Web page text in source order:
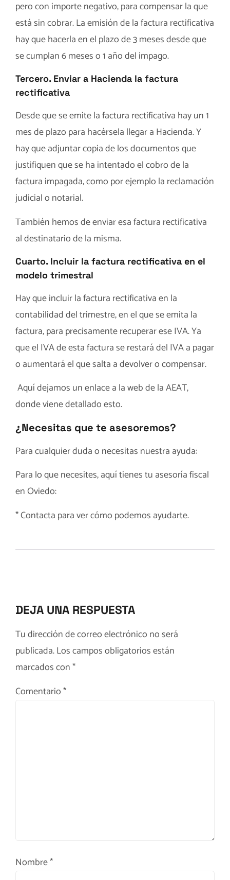
pero con importe negativo, para compensar la que
está sin cobrar. La emisión de la factura rectificativa
hay que hacerla en el plazo de 3 meses desde que
se cumplan 6 meses o 1 año del impago.
Tercero. Enviar a Hacienda la factura
rectificativa
Desde que se emite la factura rectificativa hay un 1
mes de plazo para hacérsela llegar a Hacienda. Y
hay que adjuntar copia de los documentos que
justifiquen que se ha intentado el cobro de la
factura impagada, como por ejemplo la reclamación
judicial o notarial.
También hemos de enviar esa factura rectificativa
al destinatario de la misma.
Cuarto. Incluir la factura rectificativa en el
modelo trimestral
Hay que incluir la factura rectificativa en la
contabilidad del trimestre, en el que se emita la
factura, para precisamente recuperar ese IVA. Ya
que el IVA de esta factura se restará del IVA a pagar
o aumentará el que salta a devolver o compensar.
Aquí dejamos unenlace a la web de la AEAT,
donde viene detallado esto.
¿Necesitas que te asesoremos?
Para cualquier duda o necesitas nuestra ayuda:
Para lo que necesites, aquí tienes tu asesoría fiscal
en Oviedo:
*Contacta para ver cómo podemos ayudarte.
DEJA UNA RESPUESTA
Tu dirección de correo electrónico no será
publicada.Los campos obligatorios están
marcados con*
Comentario*
Nombre*